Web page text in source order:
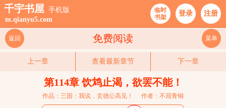
千宇书屋 手机版
m.qianyu5.com
临时
书架
登录 注册
免费阅读
返回 菜单
上一章 查看最新章节 下一章
第114章 饮鸩止渴，欲罢不能！
作品：三国：我说，玄德公高见！ 作者：不屈青铜